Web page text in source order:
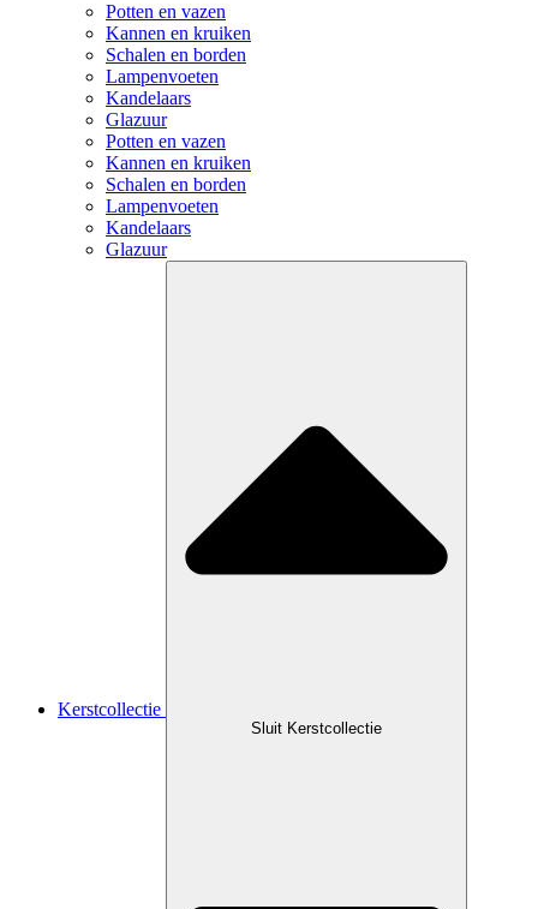
Potten en vazen
Kannen en kruiken
Schalen en borden
Lampenvoeten
Kandelaars
Glazuur
Potten en vazen
Kannen en kruiken
Schalen en borden
Lampenvoeten
Kandelaars
Glazuur
Kerstcollectie
Sluit Kerstcollectie